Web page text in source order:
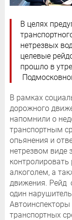
В целях
нетрезвых
целевые
прошло в
В рамках
дорожного
напомнили о
транспортным
опьянения и
нетрезвом виде
контролировать
алкоголем, а
движения. Рейд
один
транспортных